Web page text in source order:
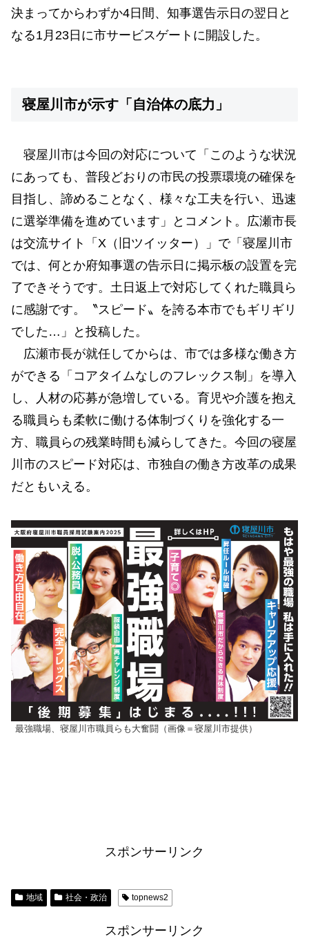
決まってからわずか4日間、知事選告示日の翌日と
なる1月23日に市サービスゲートに開設した。
寝屋川市が示す「自治体の底力」
寝屋川市は今回の対応について「このような状況
にあっても、普段どおりの市民の投票環境の確保を
目指し、諦めることなく、様々な工夫を行い、迅速
に選挙準備を進めています」とコメント。広瀬市長
は交流サイト「X（旧ツイッター）」で「寝屋川市
では、何とか府知事選の告示日に掲示板の設置を完
了できそうです。土日返上で対応してくれた職員ら
に感謝です。〝スピード〟を誇る本市でもギリギリ
でした…」と投稿した。
広瀬市長が就任してからは、市では多様な働き方
ができる「コアタイムなしのフレックス制」を導入
し、人材の応募が急増している。育児や介護を抱え
る職員らも柔軟に働ける体制づくりを強化する一
方、職員らの残業時間も減らしてきた。今回の寝屋
川市のスピード対応は、市独自の働き方改革の成果
だともいえる。
最強職場、寝屋川市職員らも大奮闘（画像＝寝屋川市提供）
スポンサーリンク
地域 社会・政治 topnews2
スポンサーリンク